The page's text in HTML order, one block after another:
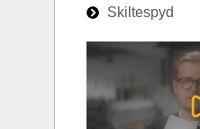
Skiltespyd